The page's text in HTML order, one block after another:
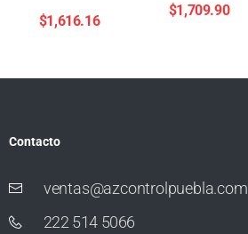
$1,616.16
$1,709.90
Contacto
ventas@azcontrolpuebla.com
222 514 5066